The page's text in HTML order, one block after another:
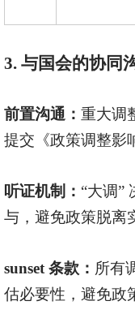
3. 与国会的协同
前置沟通： 重大调
提交《政策调整影
听证机制： “大调”
与，避免政策脱离
sunset 条款： 所有
估必要性，避免政